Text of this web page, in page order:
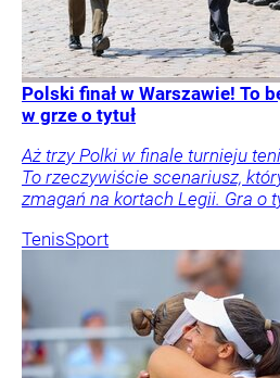
Polski finał w Warszawie! To
w grze o tytuł
Aż trzy Polki w finale turnieju
To rzeczywiście scenariusz,
zmagań na kortach Legii. Gra o
TenisSport